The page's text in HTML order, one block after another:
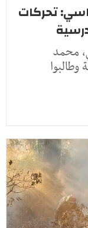
تحركات
محمد
وطالبوا